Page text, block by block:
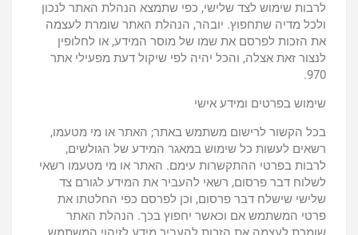
לרבות שימוש לצד שלישי, כפי שתמצא הנהלת האתר לנכון
ולכל מדיה שתחפוץ. יובהר, הנהלת האתר שומרת לעצמה
את הזכות לפרסם את שמו של מוסר המידע, או לחלופין
לנצור זאת אצלה, והכל יהיה לפי שיקול דעת מפעילי אתר
970.
שימוש בפרטים ומידע אישי
בכל הקשור לרישום משתמש באתר; האתר או מי מטעמו,
רשאים לעשות כל שימוש במאגר המידע של הגולשים,
לרבות בפרטי ההתקשרות עימם. האתר או מי מטעמו רשאי
לשלוח דבר פרסום, רשאי להעביר את המידע לגורם צד
שלישי שישלח דבר פרסום, וכן לפרסם כפי החלטתו את
פרטי המשתמש אם וכאשר יחפוץ בכך. הנהלת האתר